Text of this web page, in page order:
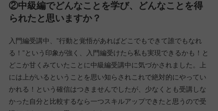
中級編15期生 山根詩苑さん
①中級編を終えた今、率直にどんな気持ちです
か？
終わってしまった気持ちと最後までやり切った気持ちといろんな
思いが混在しています。入門卒業後に金額的なところで中級を受
けるか悩みましたが、今は受けて良かったと思います。そしてこ